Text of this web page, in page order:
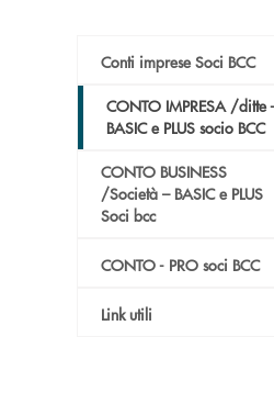
Conti imprese Soci BCC
CONTO IMPRESA /ditte -
BASIC e PLUS socio BCC
CONTO BUSINESS
/Società – BASIC e PLUS
Soci bcc
CONTO - PRO soci BCC
Link utili